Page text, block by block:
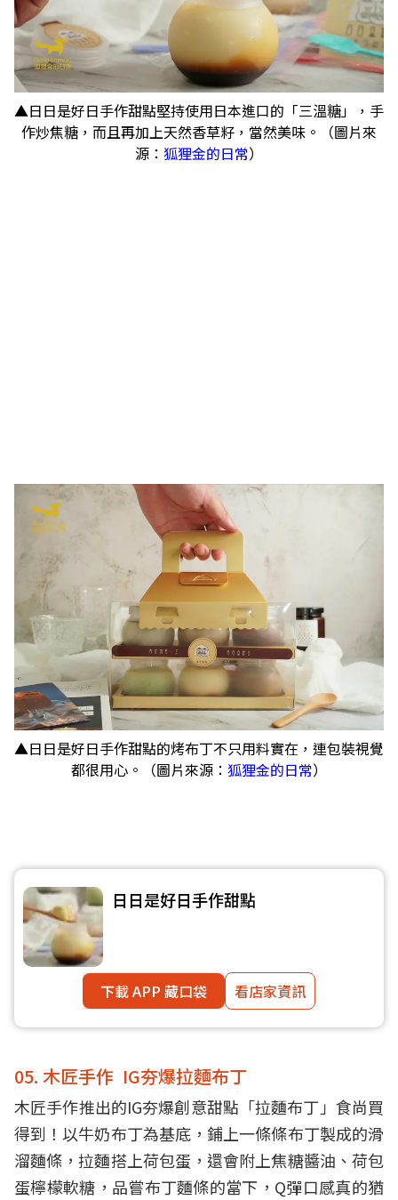
▲日日是好日手作甜點堅持使用日本進口的「三溫糖」，手
作炒焦糖，而且再加上天然香草籽，當然美味。（圖片來
源： 狐狸金的日常）
▲日日是好日手作甜點的烤布丁不只用料實在，連包裝視覺
都很用心。（圖片來源： 狐狸金的日常）
日日是好日手作甜點
下載 APP 藏口袋 看店家資訊
05. 木匠手作 IG夯爆拉麵布丁
木匠手作推出的IG夯爆創意甜點「拉麵布丁」食尚買
得到！以牛奶布丁為基底，鋪上一條條布丁製成的滑
溜麵條，拉麵搭上荷包蛋，還會附上焦糖醬油、荷包
蛋檸檬軟糖，品嘗布丁麵條的當下，Q彈口感真的猶